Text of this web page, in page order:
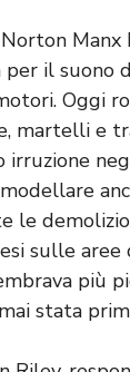
per il
Oggi
martelli e
irruzione
le
sulle aree
più
stata